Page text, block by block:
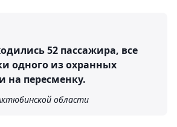
52 пассажира, все
одного из охранных
на пересменку.
области